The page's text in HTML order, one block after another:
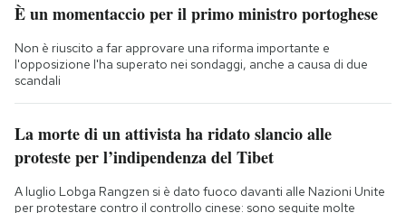
È un momentaccio per il primo ministro portoghese
Non è riuscito a far approvare una riforma importante e
l'opposizione l'ha superato nei sondaggi, anche a causa di due
scandali
La morte di un attivista ha ridato slancio alle
proteste per l’indipendenza del Tibet
A luglio Lobga Rangzen si è dato fuoco davanti alle Nazioni Unite
per protestare contro il controllo cinese: sono seguite molte